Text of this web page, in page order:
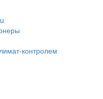
контролем